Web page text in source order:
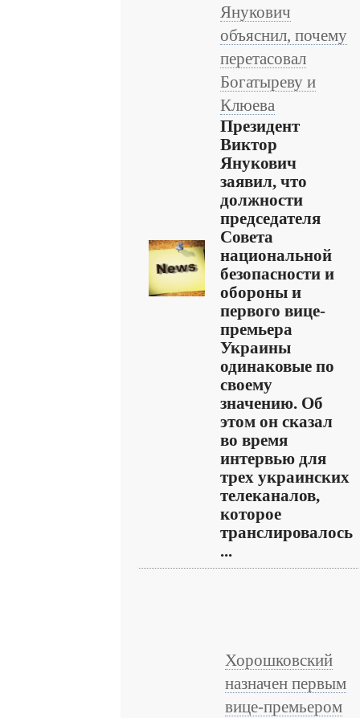
Янукович
объяснил, почему
перетасовал
Богатыреву и
Клюева
Президент
Виктор
Янукович
заявил, что
должности
председателя
Совета
национальной
безопасности и
обороны и
первого вице-
премьера
Украины
одинаковые по
своему
значению. Об
этом он сказал
во время
интервью для
трех украинских
телеканалов,
которое
транслировалось
...
Хорошковский
назначен первым
вице-премьером